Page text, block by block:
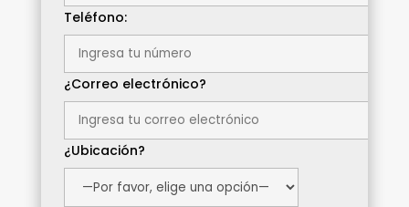
Teléfono:
¿Correo electrónico?
¿Ubicación?